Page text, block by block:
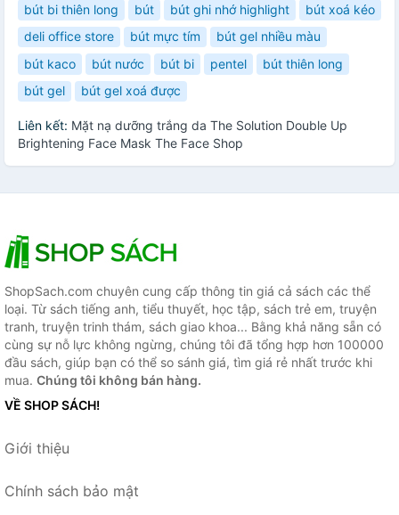
bút bi thiên long
bút bút ghi nhớ highlight
bút xoá kéo
deli office store
bút mực tím
bút gel nhiều màu
bút kaco
bút nước bút bi pentel
bút thiên long
bút gel
bút gel xoá được
Liên kết: Mặt nạ dưỡng trắng da The Solution Double Up
Brightening Face Mask The Face Shop
ShopSach.com chuyên cung cấp thông tin giá cả sách các thể
loại. Từ sách tiếng anh, tiểu thuyết, học tập, sách trẻ em, truyện
tranh, truyện trinh thám, sách giao khoa... Bằng khả năng sẵn có
cùng sự nỗ lực không ngừng, chúng tôi đã tổng hợp hơn 100000
đầu sách, giúp bạn có thể so sánh giá, tìm giá rẻ nhất trước khi
mua. Chúng tôi không bán hàng.
VỀ SHOP SÁCH!
Giới thiệu
Chính sách bảo mật